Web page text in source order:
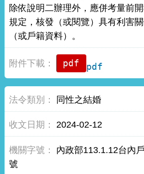
除依說明二辦理外，應併考量前
規定，核發（或閱覽）具有利害
（或戶籍資料）。
pdf
同性之結婚
2024-02-12
內政部113.1.12台內
號